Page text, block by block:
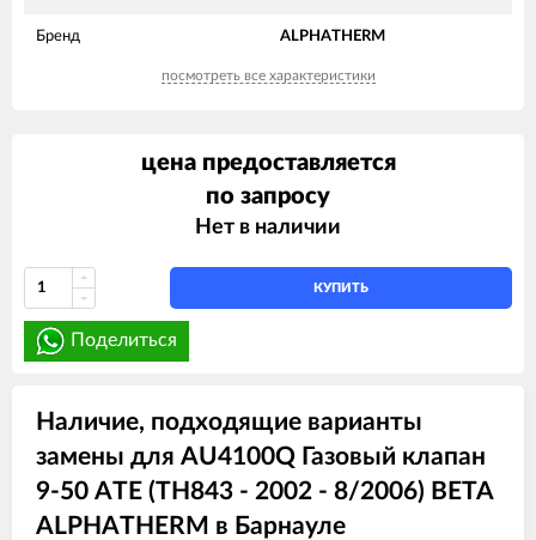
Бренд ALPHATHERM
посмотреть все характеристики
цена предоставляется
по запросу
Нет в наличии
КУПИТЬ
Поделиться
Наличие, подходящие варианты
замены для AU4100Q Газовый клапан
9-50 ATE (TH843 - 2002 - 8/2006) BETA
ALPHATHERM в Барнауле